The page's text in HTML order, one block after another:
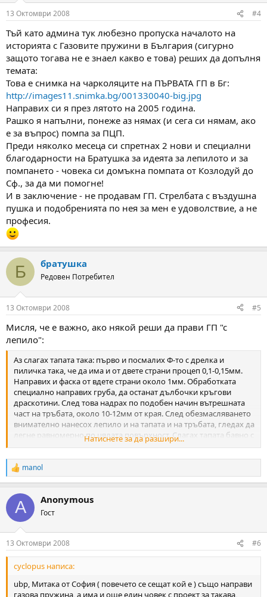
Отговора е :внимание!!!!! харпун !!!!!
С този пост , не искам да обидя персонално никого.
Ако някой се почувства обиден , нека приеме моите извинения
и ако се наложи и публично ще го направя тук.
Дано бъда правилно разбран и не ви прозвучи като страх от
конкуренция.
13 Октомври 2008 #4
Тъй като админа тук любезно пропуска началото на
историята с Газовите пружини в България (сигурно
защото тогава не е знаел какво е това) реших да допълня
темата:
Това е снимка на чарколяците на ПЪРВАТА ГП в Бг:
http://images11.snimka.bg/001330040-big.jpg
Направих си я през лятото на 2005 година.
Рашко я напълни, понеже аз нямах (и сега си нямам, ако
е за въпрос) помпа за ПЦП.
Преди няколко месеца си спретнах 2 нови и специални
благодарности на Братушка за идеята за лепилото и за
помпането - човека си домъкна помпата от Козлодуй до
Сф., за да ми помогне!
И в заключение - не продавам ГП. Стрелбата с въздушна
пушка и подобренията по нея за мен е удоволствие, а не
професия.
Б братушка
Редовен Потребител
13 Октомври 2008 #5
Мисля, че е важно, ако някой реши да прави ГП "с
лепило":
Аз слагах тапата така: първо и посмалих Ф-то с дрелка и
пиличка така, че да има и от двете страни процеп 0,1-0,15мм.
Направих и фаска от вдете страни около 1мм. Обработката
специално направих груба, да останат дълбочки кръгови
драскотини. След това надрах по подобен начин вътрешната
част на тръбата, около 10-12мм от края. След обезмасляването
внимателно нанесох лепило и на тапата и на тръбата, гледах да
легне равномерно по цялата повърхност. Слагах тапата бавно с
навиване, като болт със ситна резба. Тапата сложих леко
"хлътнала" и тщателно замазах външната фаска. Всичко това
правих държейки ГП вертикално - нали вътре имаше и малко
масълце. И след това оставих да се полимезира - пак
Натиснете за да разшири...
R
e
c
i
s
:
manol
A Anonymous
Гост
13 Октомври 2008 #6
cyclopus написа:
ubp, Митака от София ( повечето се сещат кой е ) също направи
газова пружина, а има и още един човек с проект за такава,